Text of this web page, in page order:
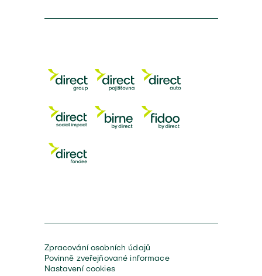
Zpracování osobních údajů
Povinně zveřejňované informace
Nastavení cookies